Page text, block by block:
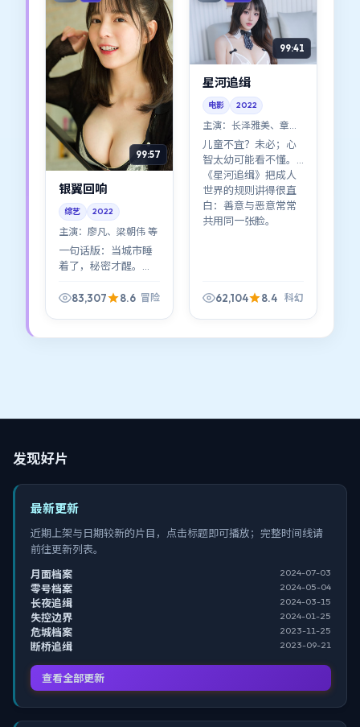
99:57
银翼回响
综艺 2022
主演： 廖凡、梁朝伟 等
一句话版：当城市睡
着了，秘密才醒。
压在夜色的边线上，
83,307 8.6 冒险
99:41
星河追缉
电影 2022
主演： 长泽雅美、章子
怡 等
儿童不宜？未必；心
智太幼可能看不懂。
《星河追缉》把成人
世界的规则讲得很直
白：善意与恶意常常
共用同一张脸。
62,104 8.4 科幻
发现好片
最新更新
近期上架与日期较新的片目，点击标题即可播放；完整时间线请
前往更新列表。
月面档案
2024-07-03
零号档案 2024-05-04
长夜追缉 2024-03-15
失控边界 2024-01-25
危城档案 2023-11-25
断桥追缉 2023-09-21
查看全部更新